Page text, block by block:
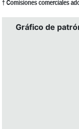
† Comisiones comerciales
Gráfico de